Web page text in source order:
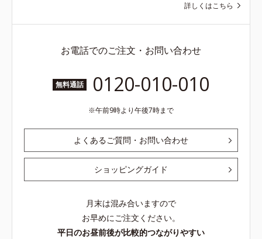
詳しくはこちら
お電話でのご注文・お問い合わせ
無料通話 0120-010-010
午前9時より午後7時まで
よくあるご質問・お問い合わせ
ショッピングガイド
月末は混み合いますので
お早めにご注文ください。
平日のお昼前後が比較的つながりやすい